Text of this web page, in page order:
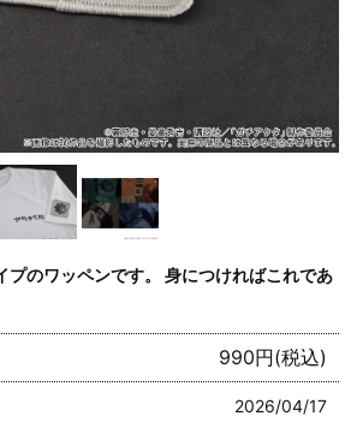
プのワッペンです。 身につければこれであ
990円(税込)
2026/04/17